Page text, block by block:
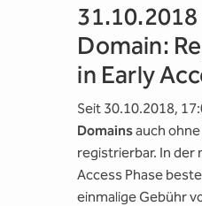
31.10.2018
Domain:
in Early
Seit 30.10.2018,
Domainsauch
registrierbar. In der
Access Phase
einmalige Gebühr